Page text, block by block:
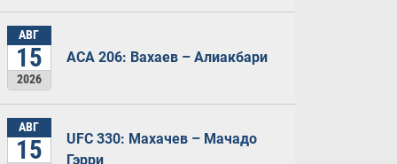
АВГ
15
2026
ACA 206: Вахаев – Алиакбари
АВГ
15
UFC 330: Махачев – Мачадо
Гэрри